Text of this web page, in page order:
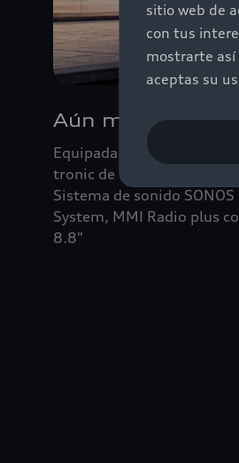
sitio web de
con tus
mostrarte
aceptas su
Aún más
Equipada con tracción
tronic de 7 velocidades,
Sistema de sonido
System, MMI Radio plus
8.8"